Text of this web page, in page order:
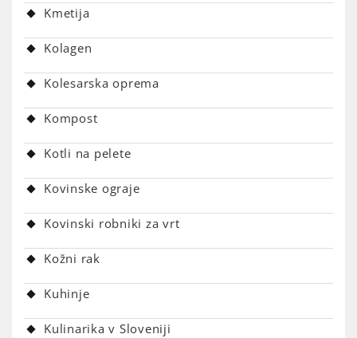
Kmetija
Kolagen
Kolesarska oprema
Kompost
Kotli na pelete
Kovinske ograje
Kovinski robniki za vrt
Kožni rak
Kuhinje
Kulinarika v Sloveniji